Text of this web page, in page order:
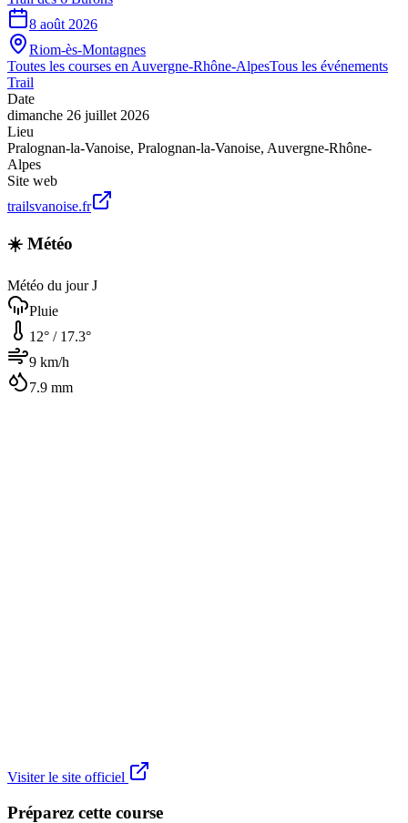
8 août 2026
Riom-ès-Montagnes
Toutes les courses en Auvergne-Rhône-AlpesTous les événements
Trail
Date
dimanche 26 juillet 2026
Lieu
Pralognan-la-Vanoise, Pralognan-la-Vanoise, Auvergne-Rhône-
Alpes
Site web
trailsvanoise.fr
☀️ Météo
Météo du jour J
Pluie
12° / 17.3°
9 km/h
7.9 mm
Visiter le site officiel
Préparez cette course